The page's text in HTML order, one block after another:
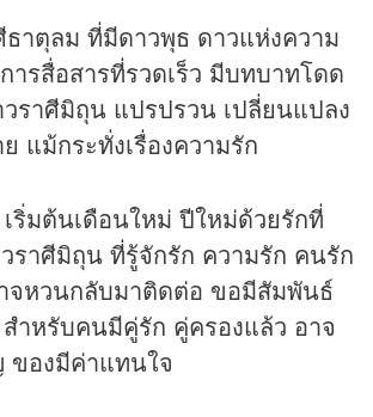
าตุลม ที่มีดาวพุธ ดาวแห่งความ
รสื่อสารที่รวดเร็ว มีบทบาทโดด
ราศีมิถุน แปรปรวน เปลี่ยนแปลง
แม้กระทั่งเรื่องความรัก
ริ่มต้นเดือนใหม่ ปีใหม่ด้วยรักที่
ราศีมิถุน ที่รู้จักรัก ความรัก คนรัก
จหวนกลับมาติดต่อ ขอมีสัมพันธ์
ำหรับคนมีคู่รัก คู่ครองแล้ว อาจ
องมีค่าแทนใจ